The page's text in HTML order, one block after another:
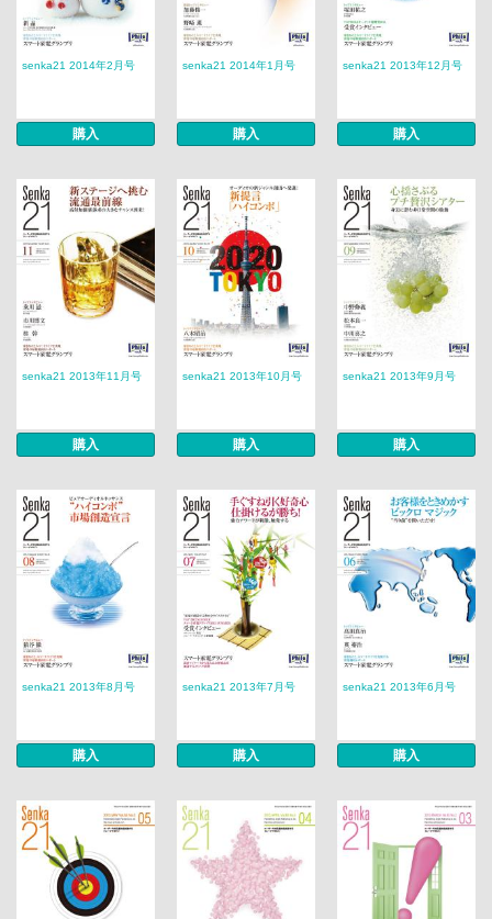
senka21 2014年2月号
購入
senka21 2014年1月号
購入
senka21 2013年12月号
購入
senka21 2013年11月号
購入
senka21 2013年10月号
購入
senka21 2013年9月号
購入
senka21 2013年8月号
購入
senka21 2013年7月号
購入
senka21 2013年6月号
購入